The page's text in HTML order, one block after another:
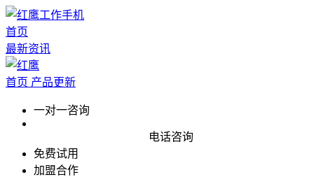
首页
最新资讯
首页 产品更新
一对一咨询
电话咨询
免费试用
加盟合作